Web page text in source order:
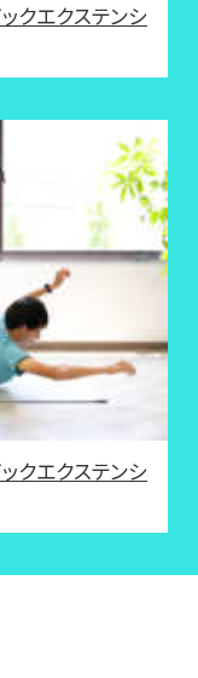
クエクステンシ
クエクステンシ